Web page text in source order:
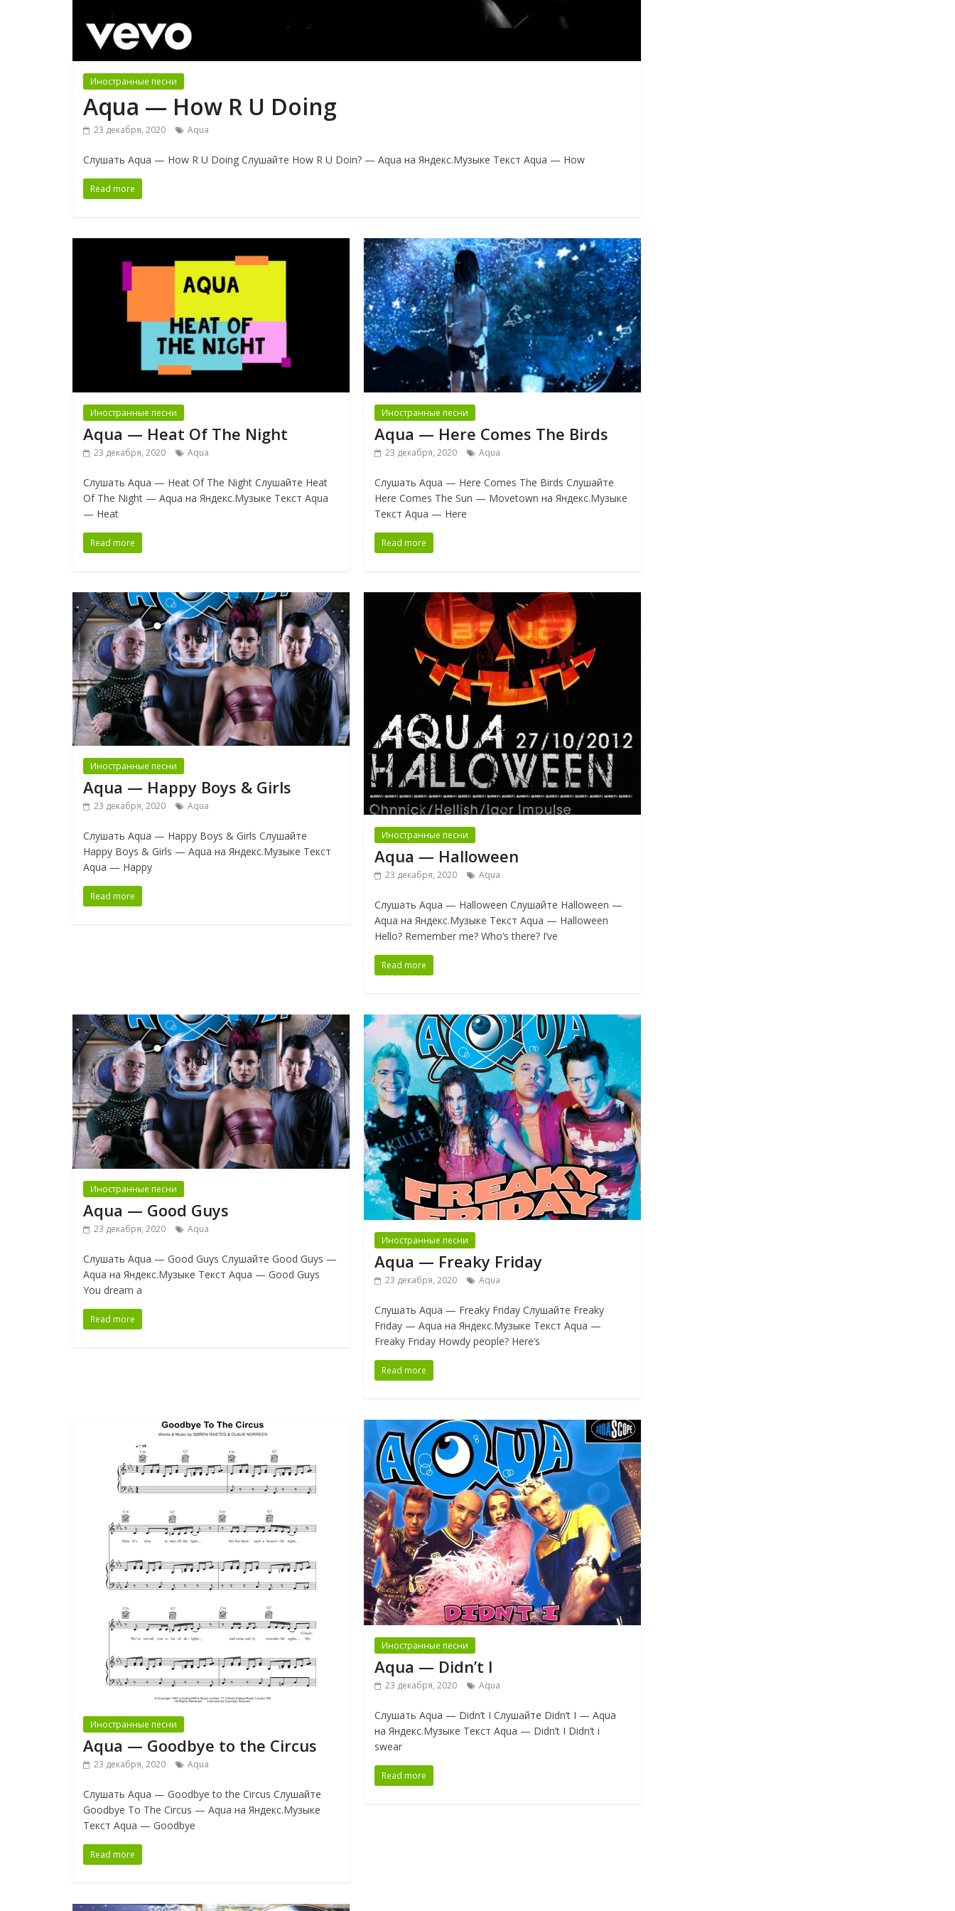
Иностранные песни
Aqua — How R U Doing
23 декабря, 2020 Aqua
Слушать Aqua — How R U Doing Слушайте How R U Doin? — Aqua на Яндекс.Музыке Текст Aqua — How
Read more
Иностранные песни
Aqua — Heat Of The Night
23 декабря, 2020 Aqua
Слушать Aqua — Heat Of The Night Слушайте Heat
Of The Night — Aqua на Яндекс.Музыке Текст Aqua
— Heat
Read more
Иностранные песни
Aqua — Here Comes The Birds
23 декабря, 2020 Aqua
Слушать Aqua — Here Comes The Birds Слушайте
Here Comes The Sun — Movetown на Яндекс.Музыке
Текст Aqua — Here
Read more
Иностранные песни
Aqua — Happy Boys & Girls
23 декабря, 2020 Aqua
Слушать Aqua — Happy Boys & Girls Слушайте
Happy Boys & Girls — Aqua на Яндекс.Музыке Текст
Aqua — Happy
Read more
Иностранные песни
Aqua — Halloween
23 декабря, 2020 Aqua
Слушать Aqua — Halloween Слушайте Halloween —
Aqua на Яндекс.Музыке Текст Aqua — Halloween
Hello? Remember me? Who’s there? I’ve
Read more
Иностранные песни
Aqua — Good Guys
23 декабря, 2020 Aqua
Слушать Aqua — Good Guys Слушайте Good Guys —
Aqua на Яндекс.Музыке Текст Aqua — Good Guys
You dream a
Read more
Иностранные песни
Aqua — Freaky Friday
23 декабря, 2020 Aqua
Слушать Aqua — Freaky Friday Слушайте Freaky
Friday — Aqua на Яндекс.Музыке Текст Aqua —
Freaky Friday Howdy people? Here’s
Read more
Иностранные песни
Aqua — Goodbye to the Circus
23 декабря, 2020 Aqua
Слушать Aqua — Goodbye to the Circus Слушайте
Goodbye To The Circus — Aqua на Яндекс.Музыке
Текст Aqua — Goodbye
Read more
Иностранные песни
Aqua — Didn’t I
23 декабря, 2020 Aqua
Слушать Aqua — Didn’t I Слушайте Didn’t I — Aqua
на Яндекс.Музыке Текст Aqua — Didn’t I Didn’t i
swear
Read more